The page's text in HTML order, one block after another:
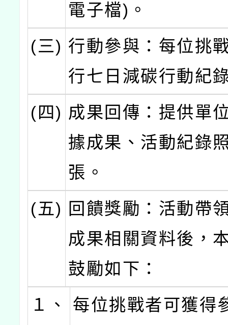
電子檔)。
(三) 行動參與：每位挑
行七日減碳行動紀
(四) 成果回傳：提供單
據成果、活動紀錄
張。
(五) 回饋獎勵：活動帶
成果相關資料後，
鼓勵如下：
１、
每位挑戰者可獲得